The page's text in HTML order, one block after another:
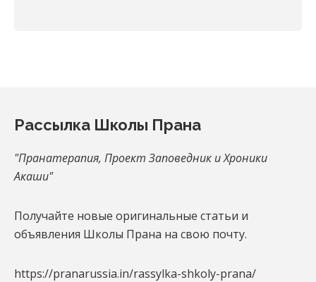
Footer
Рассылка Школы Прана
"Пранатерапия, Проект Заповедник и Хроники
Акаши"
Получайте новые оригинальные статьи и
объявления Школы Прана на свою почту.
https://pranarussia.in/rassylka-shkoly-prana/